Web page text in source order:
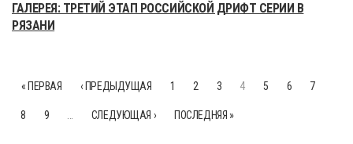
ГАЛЕРЕЯ: ТРЕТИЙ ЭТАП РОССИЙСКОЙ ДРИФТ СЕРИИ В
РЯЗАНИ
« ПЕРВАЯ ‹ ПРЕДЫДУЩАЯ 1 2 3 4 5 6 7
8 9 СЛЕДУЮЩАЯ › ПОСЛЕДНЯЯ »